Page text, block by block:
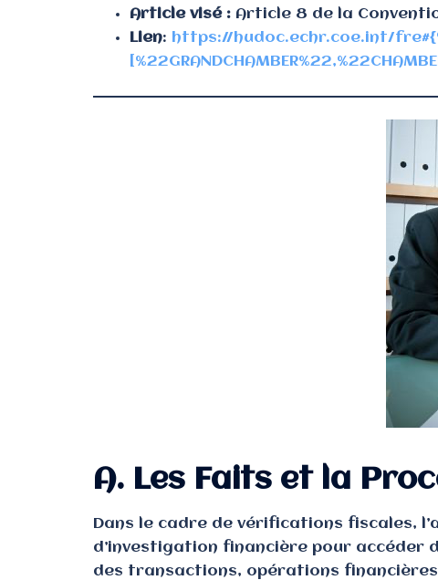
Article visé : Article 8 de la
Lien: https://hudoc.echr.coe.int/
A. Les Faits et la
Dans le cadre de vérifications fiscales,
d’investigation financière pour accéder
des transactions, opérations